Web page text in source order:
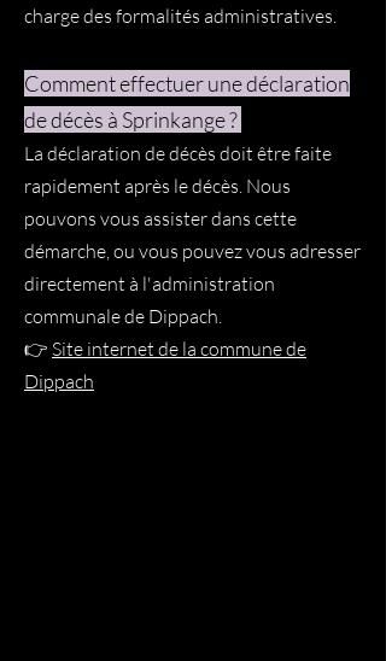
charge des formalités administratives.
Comment effectuer une déclaration
de décès à Sprinkange ?
La déclaration de décès doit être faite
rapidement après le décès. Nous
pouvons vous assister dans cette
démarche, ou vous pouvez vous adresser
directement à l'administration
communale de Dippach.
👉 Site internet de la commune de
Dippach